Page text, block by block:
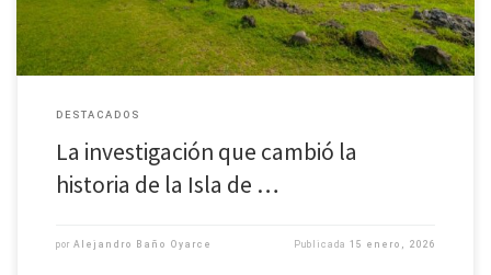
DESTACADOS
La investigación que cambió la
historia de la Isla de …
por Alejandro Baño Oyarce Publicada15 enero, 2026